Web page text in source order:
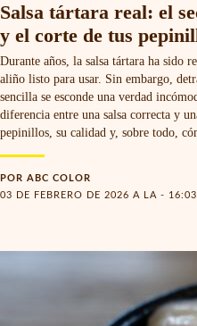
Salsa tártara real: el
y el corte de tus
Durante años, la salsa tártara ha sido
aliño listo para usar. Sin embargo,
sencilla se esconde una verdad
diferencia entre una salsa correcta y
pepinillos, su calidad y, sobre todo,
POR ABC COLOR
03 DE FEBRERO DE 2026 A LA - 16:03